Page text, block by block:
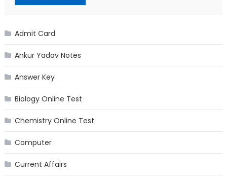
Admit Card
Ankur Yadav Notes
Answer Key
Biology Online Test
Chemistry Online Test
Computer
Current Affairs